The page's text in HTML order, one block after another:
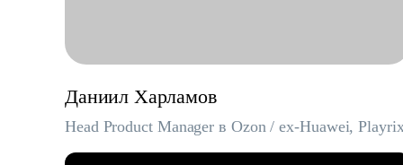
Даниил Харламов
Head Product Manager в Ozon / ex-Huawei,